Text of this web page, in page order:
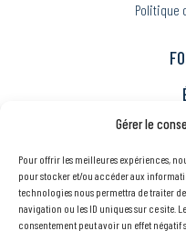
Gérer le
Pour offrir les meilleures expériences,
pour stocker et/ou accéder aux
technologies nous permettra de traiter
navigation ou les ID uniques sur ce site.
consentement peut avoir un effet
Politique